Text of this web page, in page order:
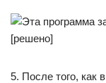
5. После того, как